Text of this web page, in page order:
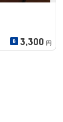
3,300 円